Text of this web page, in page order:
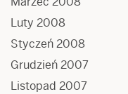
Luty 2008
Styczeń 2008
Grudzień 2007
Listopad 2007